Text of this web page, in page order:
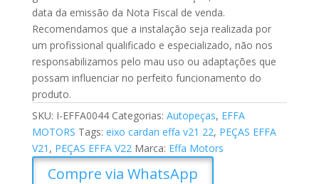
data da emissão da Nota Fiscal de venda.
Recomendamos que a instalação seja realizada por
um profissional qualificado e especializado, não nos
responsabilizamos pelo mau uso ou adaptações que
possam influenciar no perfeito funcionamento do
produto.
SKU: I-EFFA0044 Categorias: Autopeças, EFFA
MOTORS Tags: eixo cardan effa v21 22, PEÇAS EFFA
V21 , PEÇAS EFFA V22 Marca: Effa Motors
Compre via WhatsApp